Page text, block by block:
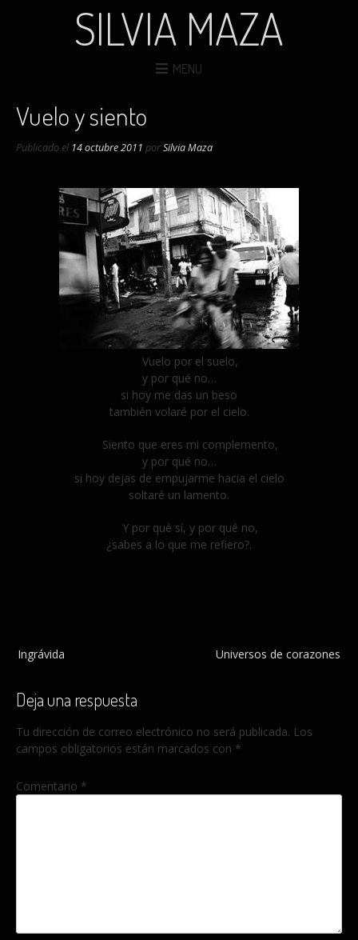
SILVIA MAZA
MENU
Vuelo y siento
Publicado el 14 octubre 2011 porSilvia Maza
Vuelo por el suelo,
y por qué no…
si hoy me das un beso
también volaré por el cielo.
Siento que eres mi complemento,
y por qué no…
si hoy dejas de empujarme hacia el cielo
soltaré un lamento.
Y por qué sí, y por qué no,
¿sabes a lo que me refiero?.
de Universos de corazones
Ingrávida
Deja una respuesta
Tu dirección de correo electrónico no será publicada. Los
campos obligatorios están marcados con *
Comentario *